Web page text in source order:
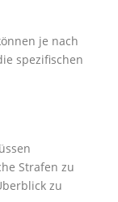
je nach
spezifischen
Strafen zu
zu